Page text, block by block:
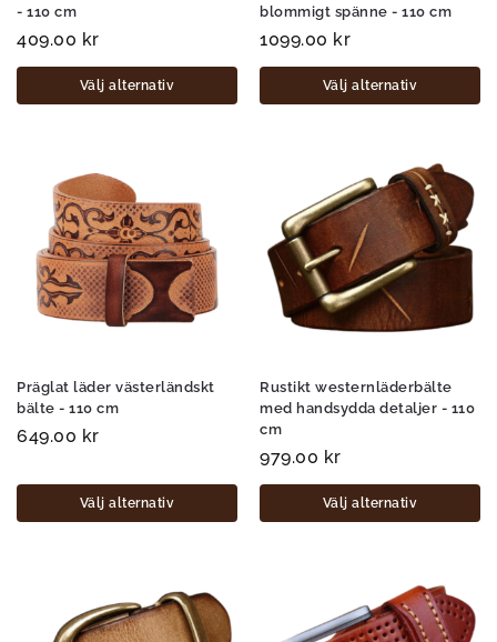
- 110 cm
409.00 kr
Välj alternativ
blommigt spänne - 110 cm
1099.00 kr
Välj alternativ
Präglat läder västerländskt
bälte - 110 cm
649.00 kr
Välj alternativ
Rustikt westernläderbälte
med handsydda detaljer - 110
cm
979.00 kr
Välj alternativ